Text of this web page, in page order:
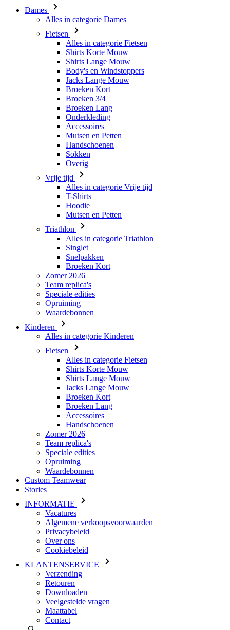
Shirts Lange Mouw
Body's en Windstoppers
Jacks Lange Mouw
Broeken Kort
Broeken 3/4
Broeken Lang
Onderkleding
Accessoires
Mutsen en Petten
Handschoenen
Sokken
Overig
Vrije tijd
Alles in categorie Vrije tijd
T-Shirts
Hoodie
Mutsen en Petten
Triathlon
Alles in categorie Triathlon
Singlet
Snelpakken
Broeken Kort
Zomer 2026
Team replica's
Speciale edities
Opruiming
Waardebonnen
Kinderen
Alles in categorie Kinderen
Fietsen
Alles in categorie Fietsen
Shirts Lange Mouw
Jacks Lange Mouw
Broeken Kort
Broeken Lang
Accessoires
Handschoenen
Zomer 2026
Team replica's
Speciale edities
Opruiming
Waardebonnen
Custom Teamwear
Stories
INFORMATIE
Vacatures
Algemene verkoopsvoorwaarden
Privacybeleid
Cookiebeleid
KLANTENSERVICE
Verzending
Retouren
Downloaden
Veelgestelde vragen
Maattabel
Contact
Inloggen